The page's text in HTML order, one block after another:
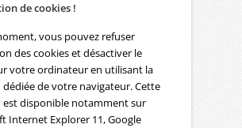
de cookies !
vous pouvez refuser
des cookies et désactiver le
votre ordinateur en utilisant la
de votre navigateur. Cette
disponible notamment sur
Internet Explorer 11, Google